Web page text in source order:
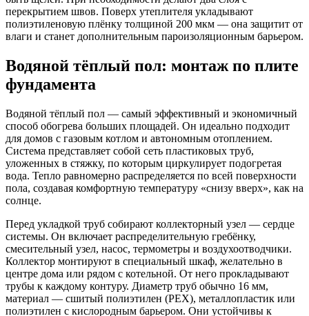
перекрытием швов. Поверх утеплителя укладывают
полиэтиленовую плёнку толщиной 200 мкм — она защитит от
влаги и станет дополнительным пароизоляционным барьером.
Водяной тёплый пол: монтаж по плите
фундамента
Водяной тёплый пол — самый эффективный и экономичный
способ обогрева больших площадей. Он идеально подходит
для домов с газовым котлом и автономным отоплением.
Система представляет собой сеть пластиковых труб,
уложенных в стяжку, по которым циркулирует подогретая
вода. Тепло равномерно распределяется по всей поверхности
пола, создавая комфортную температуру «снизу вверх», как на
солнце.
Перед укладкой труб собирают коллекторный узел — сердце
системы. Он включает распределительную гребёнку,
смесительный узел, насос, термометры и воздухоотводчики.
Коллектор монтируют в специальный шкаф, желательно в
центре дома или рядом с котельной. От него прокладывают
трубы к каждому контуру. Диаметр труб обычно 16 мм,
материал — сшитый полиэтилен (PEX), металлопластик или
полиэтилен с кислородным барьером. Они устойчивы к